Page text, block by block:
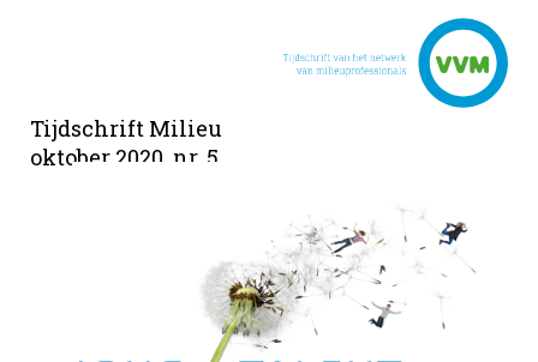
Tijdschrift Milieu
oktober 2020, nr. 5